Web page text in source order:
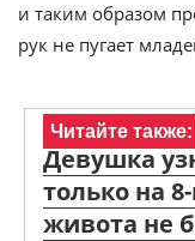
и таким образом
рук не пугает
Читайте также:
Девушка
только на
живота не